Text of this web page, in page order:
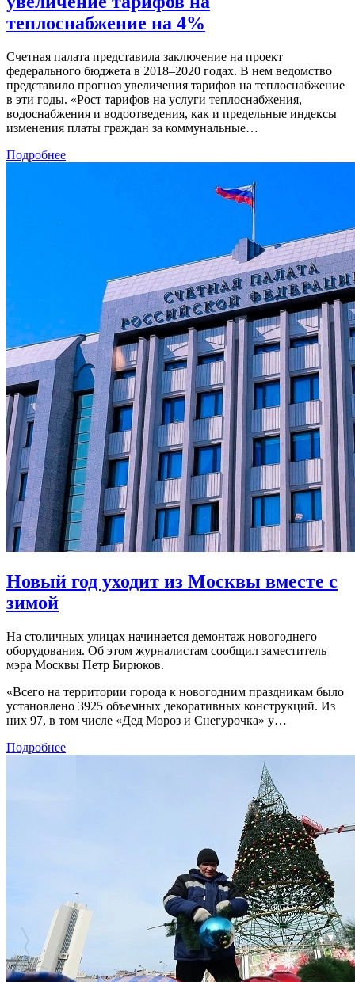
теплоснабжение на 4%
Счетная палата представила заключение на проект
федерального бюджета в 2018–2020 годах. В нем ведомство
представило прогноз увеличения тарифов на теплоснабжение
в эти годы. «Рост тарифов на услуги теплоснабжения,
водоснабжения и водоотведения, как и предельные индексы
изменения платы граждан за коммунальные…
Подробнее
Новый год уходит из Москвы вместе с
зимой
На столичных улицах начинается демонтаж новогоднего
оборудования. Об этом журналистам сообщил заместитель
мэра Москвы Петр Бирюков.
«Всего на территории города к новогодним праздникам было
установлено 3925 объемных декоративных конструкций. Из
них 97, в том числе «Дед Мороз и Снегурочка» у…
Подробнее